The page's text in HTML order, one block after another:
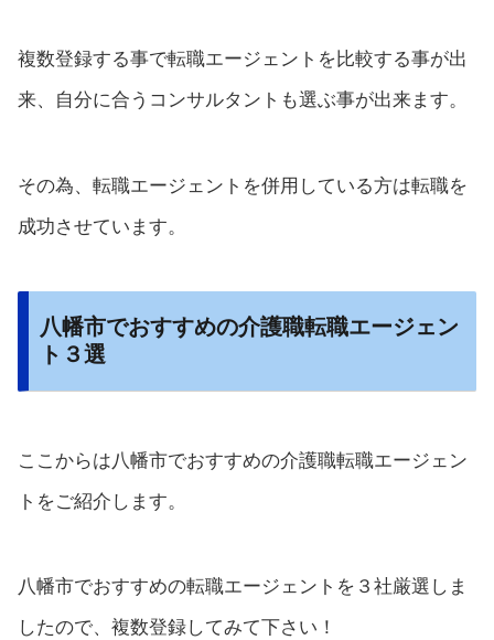
複数登録する事で転職エージェントを比較する事が出
来、自分に合うコンサルタントも選ぶ事が出来ます。
その為、転職エージェントを併用している方は転職を
成功させています。
八幡市でおすすめの介護職転職エージェン
ト３選
ここからは八幡市でおすすめの介護職転職エージェン
トをご紹介します。
八幡市でおすすめの転職エージェントを３社厳選しま
したので、複数登録してみて下さい！